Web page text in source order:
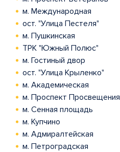
м. Международная
ост. "Улица Пестеля"
м. Пушкинская
ТРК "Южный Полюс"
м. Гостиный двор
ост. "Улица Крыленко"
м. Академическая
м. Проспект Просвещения
м. Сенная площадь
м. Купчино
м. Адмиралтейская
м. Петроградская